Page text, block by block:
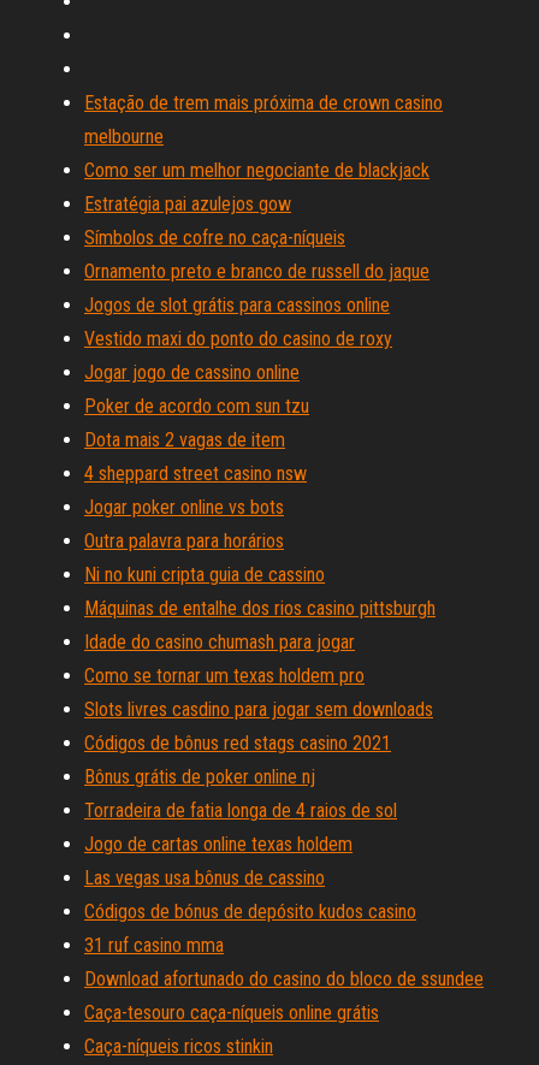
Estação de trem mais próxima de crown casino
melbourne
Como ser um melhor negociante de blackjack
Estratégia pai azulejos gow
Símbolos de cofre no caça-níqueis
Ornamento preto e branco de russell do jaque
Jogos de slot grátis para cassinos online
Vestido maxi do ponto do casino de roxy
Jogar jogo de cassino online
Poker de acordo com sun tzu
Dota mais 2 vagas de item
4 sheppard street casino nsw
Jogar poker online vs bots
Outra palavra para horários
Ni no kuni cripta guia de cassino
Máquinas de entalhe dos rios casino pittsburgh
Idade do casino chumash para jogar
Como se tornar um texas holdem pro
Slots livres casdino para jogar sem downloads
Códigos de bônus red stags casino 2021
Bônus grátis de poker online nj
Torradeira de fatia longa de 4 raios de sol
Jogo de cartas online texas holdem
Las vegas usa bônus de cassino
Códigos de bónus de depósito kudos casino
31 ruf casino mma
Download afortunado do casino do bloco de ssundee
Caça-tesouro caça-níqueis online grátis
Caça-níqueis ricos stinkin